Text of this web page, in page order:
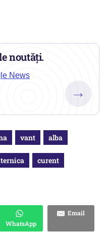
noutăți.
News
→
vant alba
curent
WhatsApp
Email